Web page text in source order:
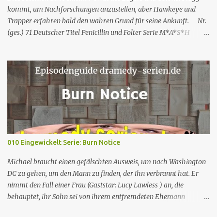
erwähnt, kritisiert Nicole Rachels Arbeit,...
kommt, um Nachforschungen anzustellen, aber Hawkeye und
Trapper erfahren bald den wahren Grund für seine Ankunft. Nr.
(ges.) 71 Deutscher Titel Penicillin und Folter Serie M*A*S*H
Erstaus­strahlung USA 11. Mär. 1975 Deutsch­sprachige EA 19. Apr.
1991 Rolle Schauspieler Synchron sprecher DVD-Nach synchro
VHS M*A*S*H – Teil 2 Captain Benjamin Franklin „Hawkeye“
Pierce Alan Alda Thomas Wolff Reinhard Scheunemann Hans-
Werner Bussinger Captain „Trapper“ John McIntyre Wayne Rogers
Gerald Paradies – Lieutenant Colonel Henry Blake McLean
Stevenson Lothar Mann – Captain B.J. Hunnicutt Mike Farrell Jörg
Hengstler Norbert Langer Colonel Sherman Potter Harry Morgan
Hans Nitschke Erich Räuker Heinz Giese Major Frank
„Frettchengesicht“ Burns Larry Linville Uwe Paulsen (...
010 Eingewickelt Serie: Burn Notice
Michael braucht einen gefälschten Ausweis, um nach Washington
DC zu gehen, um den Mann zu finden, der ihn verbrannt hat. Er
nimmt den Fall einer Frau (Gaststar: Lucy Lawless ) an, die
behauptet, ihr Sohn sei von ihrem entfremdeten Ehemann